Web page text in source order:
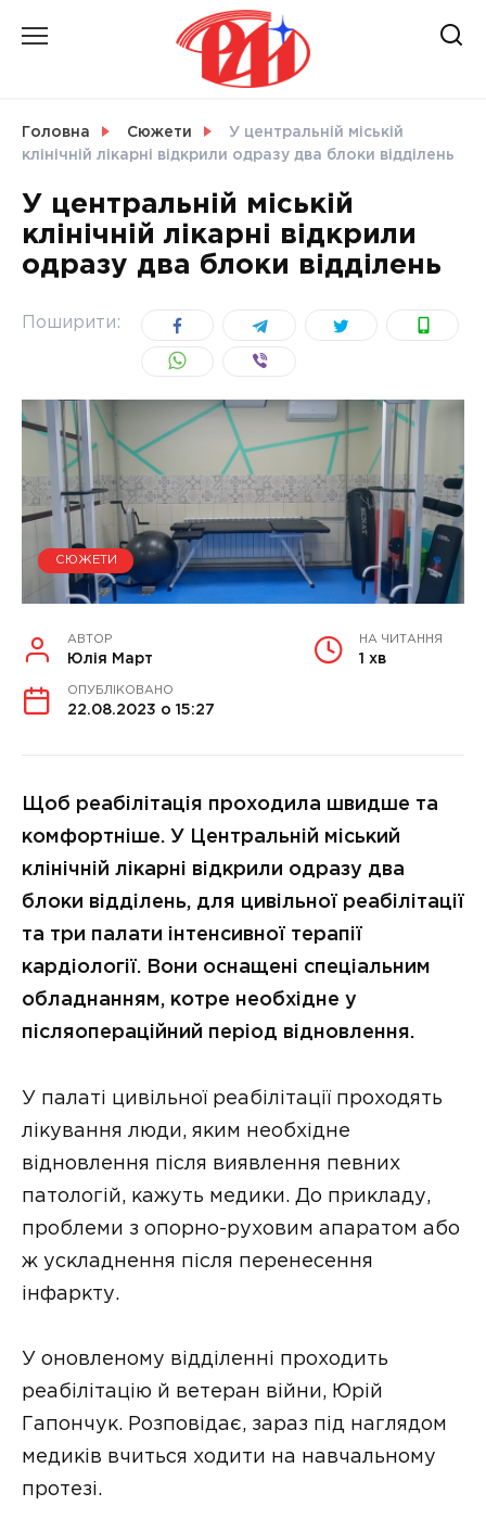
Головна Сюжети
У центральній міській
клінічній лікарні відкрили одразу два блоки відділень
У центральній міській
клінічній лікарні відкрили
одразу два блоки відділень
Поширити:
СЮЖЕТИ
АВТОР
Юлія Март
НА ЧИТАННЯ
1 хв
ОПУБЛІКОВАНО
22.08.2023 о 15:27
Щоб реабілітація проходила швидше та
комфортніше. У Центральній міський
клінічній лікарні відкрили одразу два
блоки відділень, для цивільної реабілітації
та три палати інтенсивної терапії
кардіології. Вони оснащені спеціальним
обладнанням, котре необхідне у
післяопераційний період відновлення.
У палаті цивільної реабілітації проходять
лікування люди, яким необхідне
відновлення після виявлення певних
патологій, кажуть медики. До прикладу,
проблеми з опорно-руховим апаратом або
ж ускладнення після перенесення
інфаркту.
У оновленому відділенні проходить
реабілітацію й ветеран війни, Юрій
Гапончук. Розповідає, зараз під наглядом
медиків вчиться ходити на навчальному
протезі.